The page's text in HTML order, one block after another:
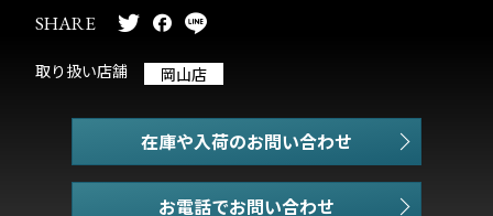
SHARE
取り扱い店舗 岡山店
在庫や入荷のお問い合わせ
お電話でお問い合わせ